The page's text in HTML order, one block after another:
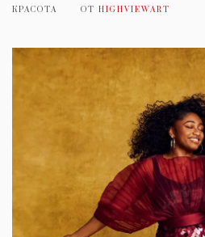
КРАСОТА ОТ HIGHVIEWART